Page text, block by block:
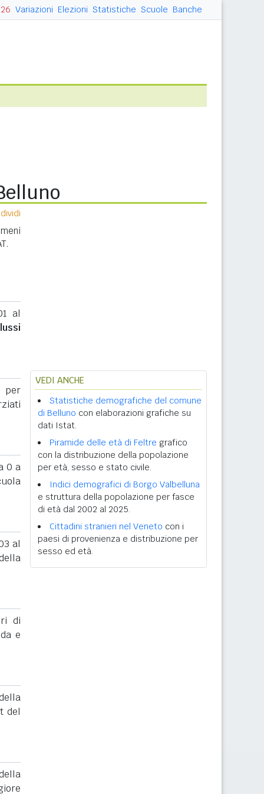
Variazioni Elezioni Statistiche Scuole Banche
al
per
0 a
al
di
e
del
VEDI ANCHE
Statistiche demografiche del comune
di Belluno con elaborazioni grafiche su
dati Istat.
Piramide delle età di Feltre grafico
con la distribuzione della popolazione
per età, sesso e stato civile.
Indici demografici di Borgo Valbelluna
e struttura della popolazione per fasce
di età dal 2002 al 2025.
Cittadini stranieri nel Veneto con i
paesi di provenienza e distribuzione per
sesso ed età.